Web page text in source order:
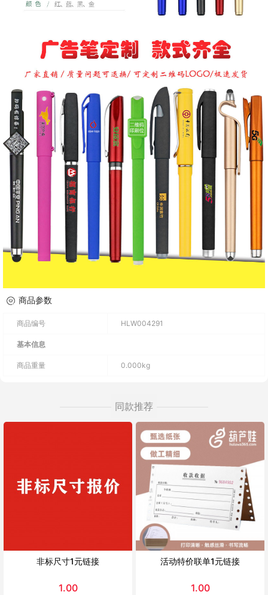
商品参数
商品编号 HLW004291
基本信息
商品重量 0.000kg
同款推荐
非标尺寸1元链接
1.00
活动特价联单1元链接
1.00